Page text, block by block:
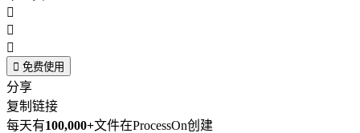



 免费使用
分享
复制链接
每天有100,000+文件在ProcessOn创建